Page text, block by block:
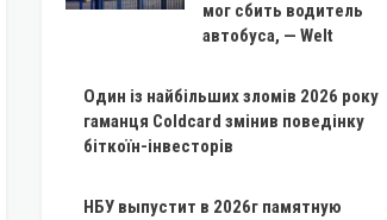
мог сбить водитель
автобуса, — Welt
Один із найбільших зломів 2026 року
гаманця Coldcard змінив поведінку
біткоїн-інвесторів
НБУ выпустит в 2026г памятную